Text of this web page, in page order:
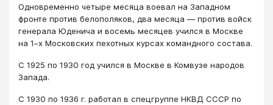
Одновременно четыре месяца воевал на Западном
фронте против белополяков, два месяца — против войск
генерала Юденича и восемь месяцев учился в Москве
на 1–х Московских пехотных курсах командного состава.
С 1925 по 1930 год учился в Москве в Комвузе народов
Запада.
С 1930 по 1936 г. работал в спецгруппе НКВД СССР по